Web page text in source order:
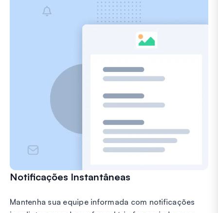
Notificações Instantâneas
Mantenha sua equipe informada com notificações